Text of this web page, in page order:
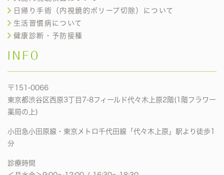
日帰り手術（内視鏡的ポリープ切除）について
生活習慣病について
健康診断・予防接種
INFO
〒151-0066
東京都渋谷区西原3丁目7-8フィールド代々木上原2階(1階フラワー
薬局の上)
小田急小田原線・東京メトロ千代田線「代々木上原」駅より徒歩1
分
診療時間